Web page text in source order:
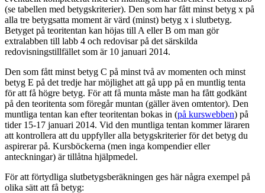
(se tabellen med betygskriterier). Den som har fått minst betyg x på
alla tre betygsatta moment är värd (minst) betyg x i slutbetyg.
Betyget på teoritentan kan höjas till A eller B om man gör
extralabben till labb 4 och redovisar på det särskilda
redovisningstillfället som är 10 januari 2014.
Den som fått minst betyg C på minst två av momenten och minst
betyg E på det tredje har möjlighet att gå upp på en muntlig tenta
för att få högre betyg. För att få munta måste man ha fått godkänt
på den teoritenta som föregår muntan (gäller även omtentor). Den
muntliga tentan kan efter teoritentan bokas in (på kurswebben) på
tider 15-17 januari 2014. Vid den muntliga tentan kommer läraren
att kontrollera att du uppfyller alla betygskriterier för det betyg du
aspirerar på. Kursböckerna (men inga kompendier eller
anteckningar) är tillåtna hjälpmedel.
För att förtydliga slutbetygsberäkningen ges här några exempel på
olika sätt att få betyg: